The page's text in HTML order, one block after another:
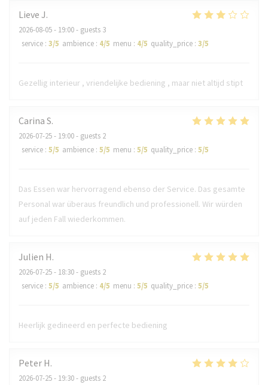
Lieve J
2026-08-05- 19:00 - guests 3
service : 3/5 ambience : 4/5 menu : 4/5 quality_price : 3/5
Gezellig interieur , vriendelijke bediening , maar niet altijd stipt
Carina S
2026-07-25- 19:00 - guests 2
service : 5/5 ambience : 5/5 menu : 5/5 quality_price : 5/5
Das Essen war hervorragend ebenso der Service. Das gesamte
Personal war überaus freundlich und professionell. Wir würden
auf jeden Fall wiederkommen.
Julien H
2026-07-25- 18:30 - guests 2
service : 5/5 ambience : 4/5 menu : 5/5 quality_price : 5/5
Heerlijk gedineerd en perfecte bediening
Peter H
2026-07-25- 19:30 - guests 2